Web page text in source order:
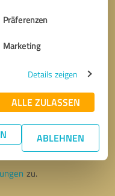
Präferenzen
Marketing
Details zeigen
ALLE ZULASSEN
ABLEHNEN
* Erforderliche Angaben
zu.